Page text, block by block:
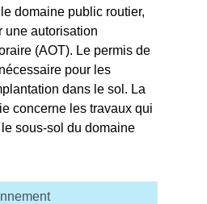
domaine public routier,
une autorisation
(AOT). Le permis de
pour les
dans le sol. La
concerne les travaux qui
sous-sol du domaine